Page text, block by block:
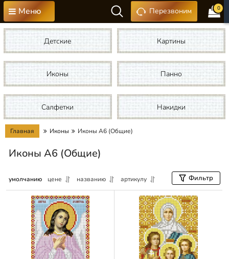
Меню Перезвоним 0
Детские Картины
Иконы Панно
Салфетки Накидки
Главная Иконы Иконы А6 (Общие)
Иконы А6 (Общие)
умолчанию цене названию артикулу Фильтр